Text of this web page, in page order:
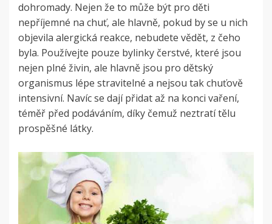
dohromady. Nejen že to může být pro děti
nepříjemné na chuť, ale hlavně, pokud by se u nich
objevila alergická reakce, nebudete vědět, z čeho
byla. Používejte pouze bylinky čerstvé, které jsou
nejen plné živin, ale hlavně jsou pro dětský
organismus lépe stravitelné a nejsou tak chuťově
intensivní. Navíc se dají přidat až na konci vaření,
téměř před podáváním, díky čemuž neztratí tělu
prospěšné látky.